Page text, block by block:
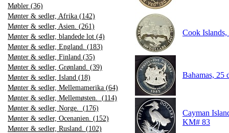
Møbler (36)
Mønter & sedler, Afrika (142)
Mønter & sedler, Asien. (261)
Mønter & sedler, blandede lot (4)
Mønter & sedler, England. (183)
Mønter & sedler, Finland (35)
Mønter & sedler, Grønland. (39)
Mønter & sedler, Island (18)
Mønter & sedler, Mellemamerika (64)
Mønter & sedler, Mellemøsten. (114)
Mønter & sedler, Norge. (176)
Mønter & sedler, Ocenanien. (152)
Mønter & sedler, Rusland. (102)
Cook
Bahamas,
Cayman
KM# 83